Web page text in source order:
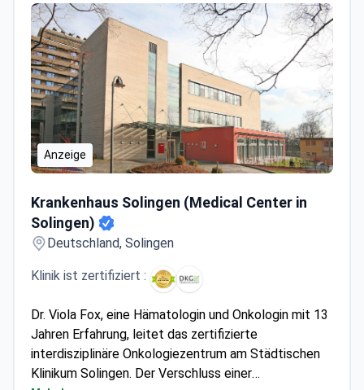
Anzeige
Krankenhaus Solingen (Medical Center in
Solingen)
Deutschland, Solingen
Klinik ist zertifiziert :
Dr. Viola Fox, eine Hämatologin und Onkologin mit 13
Jahren Erfahrung, leitet das zertifizierte
interdisziplinäre Onkologiezentrum am Städtischen
Klinikum Solingen. Der Verschluss einer